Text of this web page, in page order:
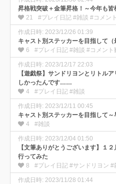
昇格戦突破＋金筆昇格！～今年も
21
#プレイ日記 #雑談 #コメン
作成日時: 2023/12/26 01:39
キャスト別ステッカーを目指して
6
作成日時: 2023/12/17 22:03
【遊戯祭】サンドリヨンとリトル
しかったんです……
4
#プレイ日記 #雑談
作成日時: 2023/12/11 00:45
キャスト別ステッカーを目指して
4
#雑談
作成日時: 2023/12/04 01:50
【文筆ありがとうございます】１
行ってみた
8
#プレイ日記 #サンドリヨン #
作成日時: 2023/11/28 01:44